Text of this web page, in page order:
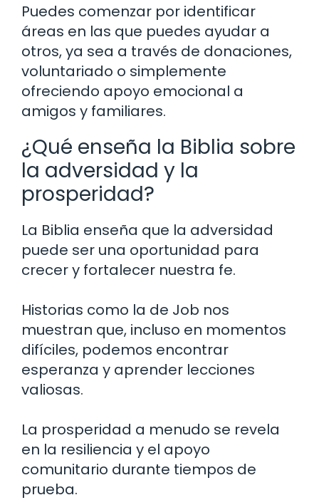
Puedes comenzar por identificar
áreas en las que puedes ayudar a
otros, ya sea a través de donaciones,
voluntariado o simplemente
ofreciendo apoyo emocional a
amigos y familiares.
¿Qué enseña la Biblia sobre
la adversidad y la
prosperidad?
La Biblia enseña que la adversidad
puede ser una oportunidad para
crecer y fortalecer nuestra fe.
Historias como la de Job nos
muestran que, incluso en momentos
difíciles, podemos encontrar
esperanza y aprender lecciones
valiosas.
La prosperidad a menudo se revela
en la resiliencia y el apoyo
comunitario durante tiempos de
prueba.